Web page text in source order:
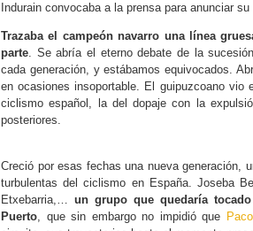
Indurain convocaba a la prensa para anunciar su
Trazaba el campeón navarro una línea
parte. Se abría el eterno debate de la
cada generación, y estábamos equivocados.
en ocasiones insoportable. El guipuzcoano vio
ciclismo español, la del dopaje con la
posteriores.
Creció por esas fechas una nueva generación,
turbulentas del ciclismo en España. Joseba
Etxebarria,… un grupo que quedaría
Puerto, que sin embargo no impidió que